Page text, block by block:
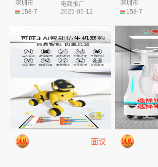
158-7
深圳市
电商推广
2025-05-12
158-7
深圳市
面议